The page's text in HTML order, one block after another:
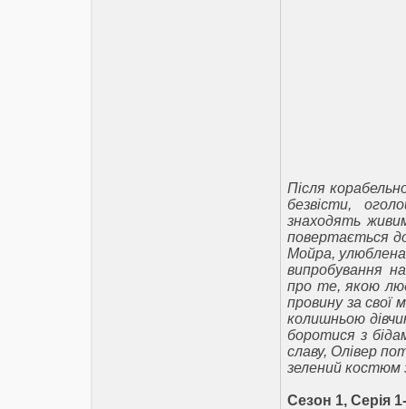
Після
безвісти,
знаходять
повертається
Мойра, улюблена
випробування
про те, якою
провину за свої
колишньою
боротися з
славу, Олівер
зелений костюм
Сезон 1, Серія